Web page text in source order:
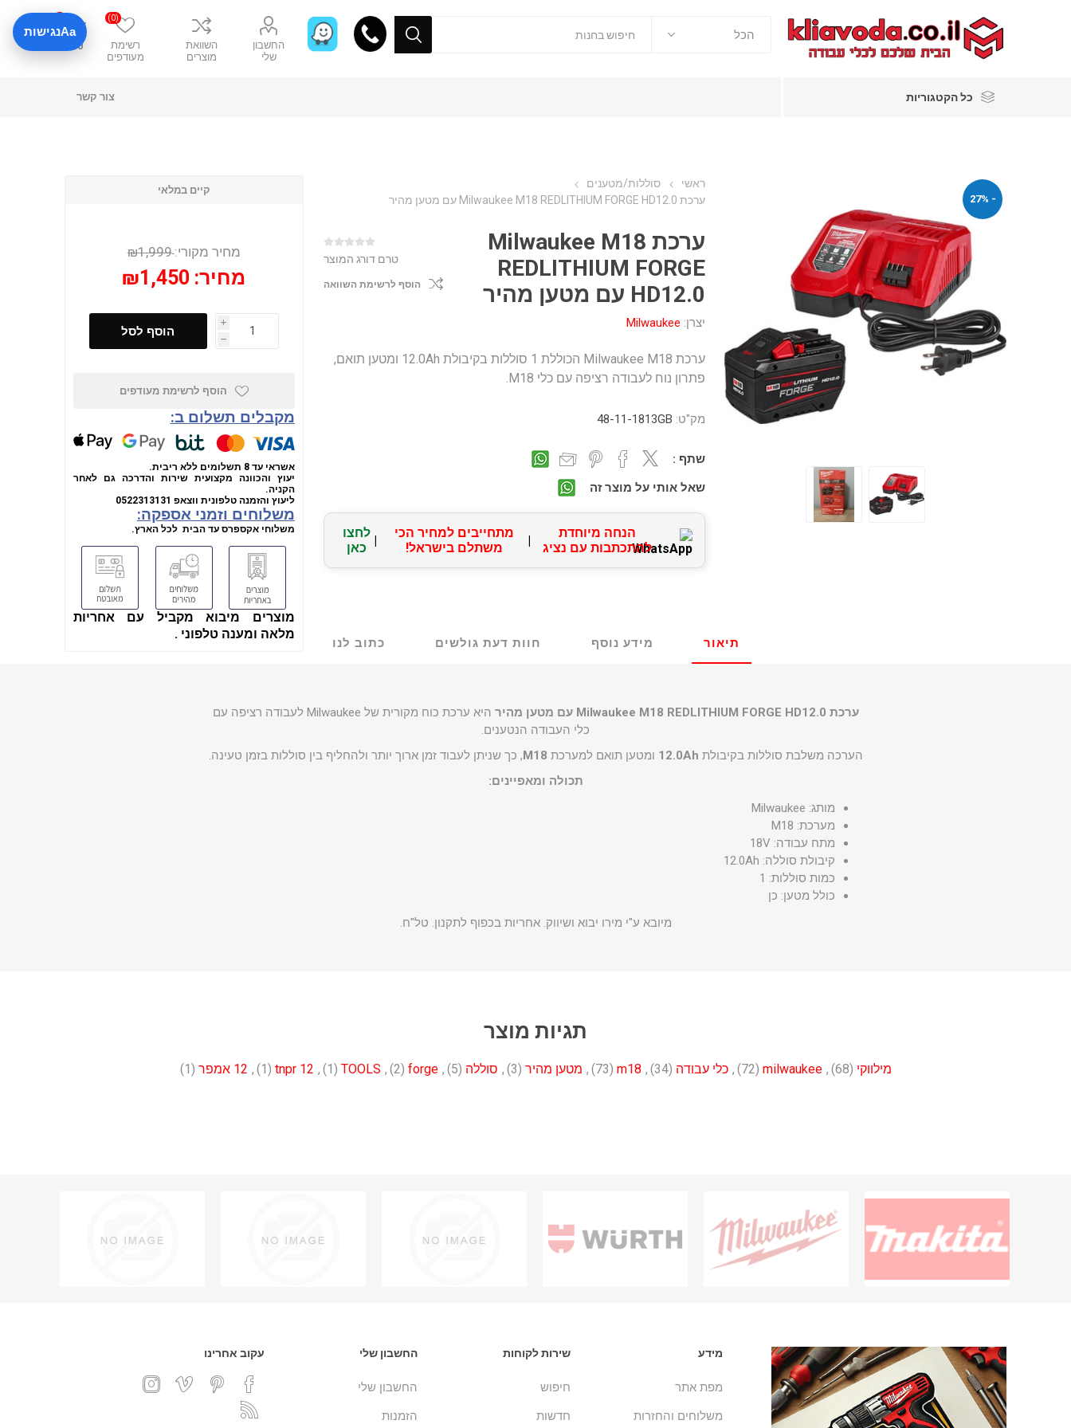
החשבון
שלי
השוואת
מוצרים
רשימת
מעודפים
(0)
₪0
כל הקטגוריות צור קשר
- 27%
ראשי
סוללות/מטענים
ערכת Milwaukee M18 REDLITHIUM FORGE HD12.0 עם מטען מהיר
ערכת Milwaukee M18
REDLITHIUM FORGE
HD12.0 עם מטען מהיר
יצרן: Milwaukee
טרם דורג המוצר
הוסף לרשימת השוואה
ערכת Milwaukee M18 הכוללת 1 סוללות בקיבולת 12.0Ah ומטען תואם,
פתרון נוח לעבודה רציפה עם כלי M18.
מק"ט: 48-11-1813GB
שתף :
שאל אותי על מוצר זה
הנחה מיוחדת
להתכתבות עם נציג
|
מתחייבים למחיר הכי
משתלם בישראל!
| לחצו
כאן
קיים במלאי
מחיר מקורי:₪1,999
מחיר: ₪1,450
i
h
הוסף לסל
הוסף לרשימת מעודפים
מקבלים תשלום ב:
אשראי עד 8 תשלומים ללא ריבית.
יעוץ והכוונה מקצועית שירות והדרכה גם לאחר
הקניה.
ליעוץ והזמנה טלפונית ווצאפ 0522313131
משלוחים וזמני אספקה:
משלוחי אקספרס עד הבית לכל הארץ.
מוצרים מיבוא מקביל עם אחריות
מלאה ומענה טלפוני .
תיאור מידע נוסף חוות דעת גולשים כתוב לנו
ערכת Milwaukee M18 REDLITHIUM FORGE HD12.0 עם מטען מהיר
היא ערכת כוח מקורית של Milwaukee לעבודה רציפה עם
כלי העבודה הנטענים.
הערכה משלבת סוללות בקיבולת 12.0Ah ומטען תואם למערכת M18, כך שניתן לעבוד זמן ארוך יותר ולהחליף בין סוללות בזמן טעינה.
תכולה ומאפיינים:
מותג: Milwaukee
מערכת: M18
מתח עבודה: 18V
קיבולת סוללה: 12.0Ah
כמות סוללות: 1
כולל מטען: כן
מיובא ע"י מירו יבוא ושיווק. אחריות בכפוף לתקנון. טל"ח.
תגיות מוצר
מילווקי (68)
,
milwaukee
(72)
, כלי עבודה (34)
,
m18
(73)
, מטען מהיר (3)
, סוללה (5)
,
forge
(2)
,
TOOLS
(1)
,
12 tnpr
(1)
, 12 אמפר (1)
מידע
מפת אתר
משלוחים והחזרות
שירות לקוחות
חיפוש
חדשות
החשבון שלי
החשבון שלי
הזמנות
עקוב אחרינו
Aaנגישות